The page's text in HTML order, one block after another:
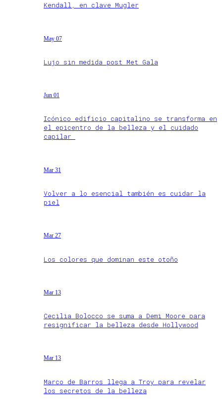
Kendall, en clave Mugler
May 07
Lujo sin medida post Met Gala
Jun 01
Icónico edificio capitalino se transforma en
el epicentro de la belleza y el cuidado
capilar
Mar 31
Volver a lo esencial también es cuidar la
piel
Mar 27
Los colores que dominan este otoño
Mar 13
Cecilia Bolocco se suma a Demi Moore para
resignificar la belleza desde Hollywood
Mar 13
Marco de Barros llega a Troy para revelar
los secretos de la belleza